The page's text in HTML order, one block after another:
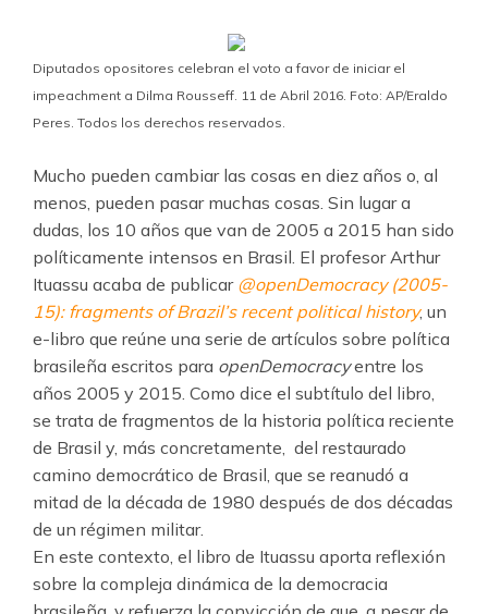
Diputados opositores celebran el voto a favor de iniciar el
impeachment a Dilma Rousseff. 11 de Abril 2016. Foto: AP/Eraldo
Peres. Todos los derechos reservados.
Mucho pueden cambiar las cosas en diez años o, al
menos, pueden pasar muchas cosas. Sin lugar a
dudas, los 10 años que van de 2005 a 2015 han sido
políticamente intensos en Brasil. El profesor Arthur
Ituassu acaba de publicar @openDemocracy (2005-
15): fragments of Brazil’s recent political history, un
e-libro que reúne una serie de artículos sobre política
brasileña escritos para openDemocracyentre los
años 2005 y 2015. Como dice el subtítulo del libro,
se trata de fragmentos de la historia política reciente
de Brasil y, más concretamente, del restaurado
camino democrático de Brasil, que se reanudó a
mitad de la década de 1980 después de dos décadas
de un régimen militar.
En este contexto, el libro de Ituassu aporta reflexión
sobre la compleja dinámica de la democracia